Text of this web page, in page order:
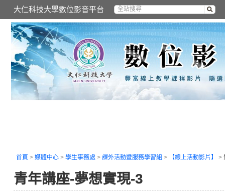
大仁科技大學數位影音平台
首頁 > 媒體中心 > 學生事務處 > 課外活動暨服務學習組 > 【線上活動影片】 >
青年講座-夢想實現-3